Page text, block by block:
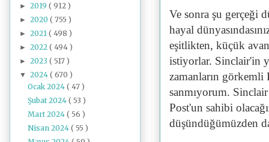
Ve sonra şu gerçeği
hayal
eşitlikten, küçük
istiyorlar. Sinclair'in
zamanların görkemli
sanmıyorum.
Post'un sahibi
düşündüğümüzden
► 2019 ( 912 )
► 2020 ( 755 )
► 2021 ( 498 )
► 2022 ( 494 )
► 2023 ( 517 )
▼ 2024 ( 670 )
Ocak 2024( 47 )
Şubat 2024( 53 )
Mart 2024( 56 )
Nisan 2024( 55 )